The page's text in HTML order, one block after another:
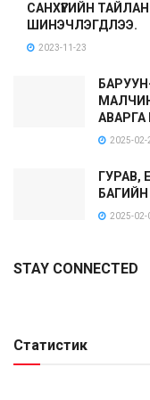
САНХҮҮГИЙН
ШИНЭЧЛЭГДЛЭЭ.
2023-11-23
2025-02-
ГУРАВ,
2025-02-
STAY CONNECTED
Статистик